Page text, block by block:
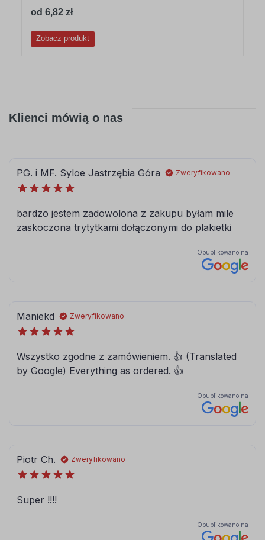
od 6,82 zł
Zobacz produkt
Klienci mówią o nas